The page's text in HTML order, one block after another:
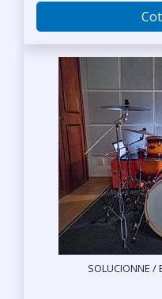
SOLUCIONNE /